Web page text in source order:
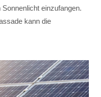
einzufangen.
kann die